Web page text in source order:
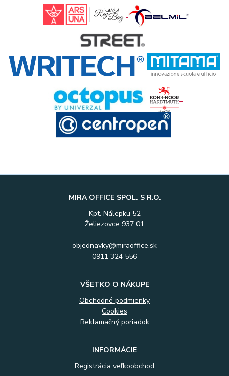
MIRA OFFICE SPOL. S R.O.
Kpt. Nálepku 52
Želiezovce 937 01
objednavky@miraoffice.sk
0911 324 556
VŠETKO O NÁKUPE
Obchodné podmienky
Cookies
Reklamačný poriadok
INFORMÁCIE
Registrácia veľkoobchod